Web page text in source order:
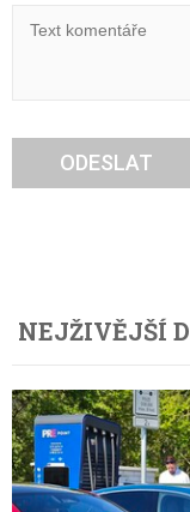
ODESLAT
NEJŽIVĚJŠÍ